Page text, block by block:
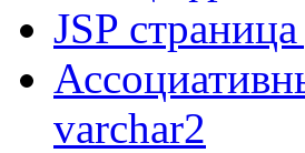
JSP
varchar2